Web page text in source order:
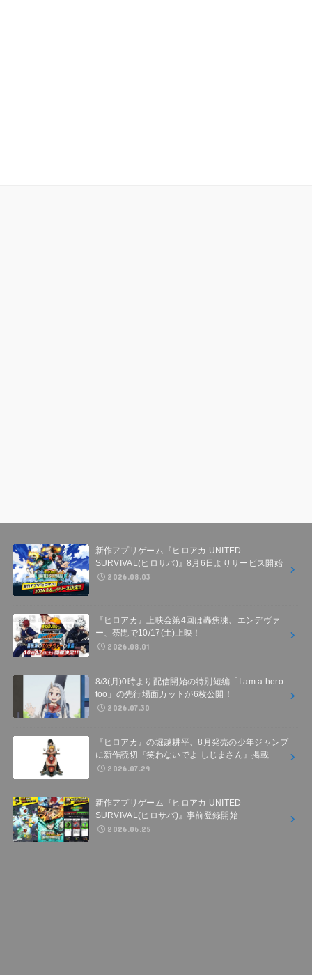
新作アプリゲーム『ヒロアカ UNITED
SURVIVAL(ヒロサバ)』8月6日よりサービス開始
2026.08.03
『ヒロアカ』上映会第4回は轟焦凍、エンデヴァ
ー、荼毘で10/17(土)上映！
2026.08.01
8/3(月)0時より配信開始の特別短編「I am a hero
too」の先行場面カットが6枚公開！
2026.07.30
『ヒロアカ』の堀越耕平、8月発売の少年ジャンプ
に新作読切『笑わないでよ しじまさん』掲載
2026.07.29
新作アプリゲーム『ヒロアカ UNITED
SURVIVAL(ヒロサバ)』事前登録開始
2026.06.25